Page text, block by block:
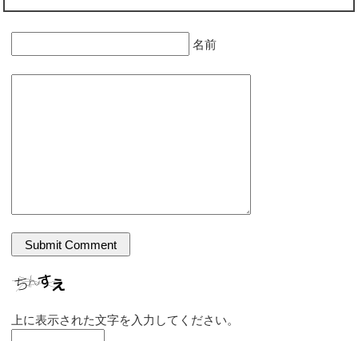
名前
上に表示された文字を入力してください。